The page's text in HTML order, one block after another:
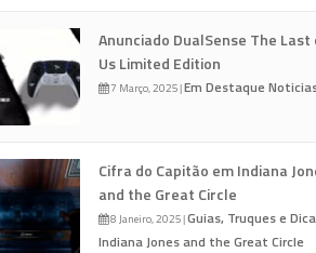
Anunciado DualSense The Last
Us Limited Edition
7 Março, 2025|Em Destaque
Cifra do Capitão em Indiana
and the Great Circle
8 Janeiro, 2025|Guias, Truques e
Indiana Jones and the Great Circle